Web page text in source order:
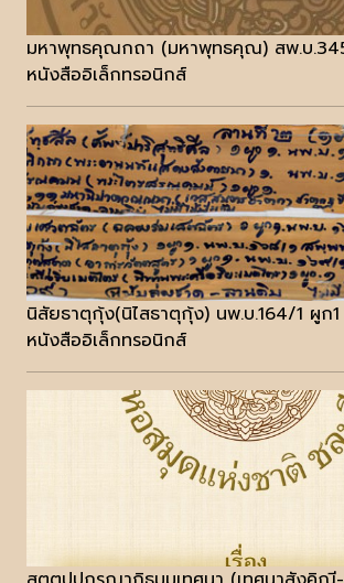
มหาพุทธคุณกถา (มหาพุทธคุณ) สพ.บ
หนังสืออิเล็กทรอนิกส์
นิสัยธาตุกุ้ง(นิไสธาตุกุ้ง) นพ.บ.164/1 ผูก1
หนังสืออิเล็กทรอนิกส์